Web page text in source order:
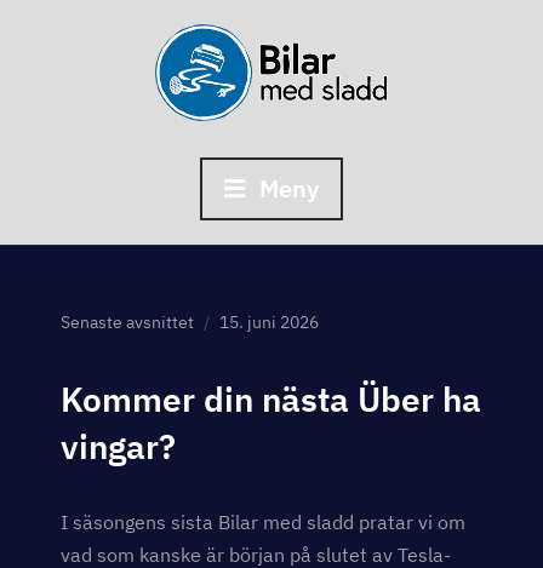
to
content
Meny
Senaste avsnittet 15. juni 2026
Kommer din nästa Über ha
vingar?
I säsongens sista Bilar med sladd pratar vi om
vad som kanske är början på slutet av Tesla-